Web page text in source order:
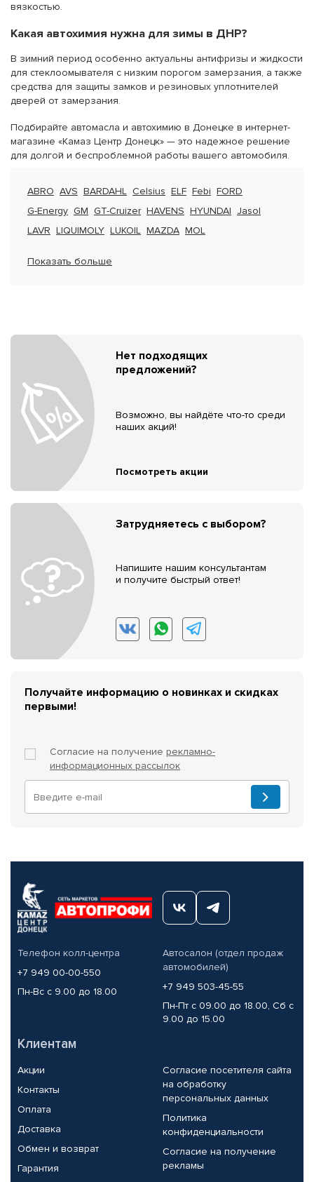
вязкостью.
Какая автохимия нужна для зимы в ДНР?
В зимний период особенно актуальны антифризы и жидкости
для стеклоомывателя с низким порогом замерзания, а также
средства для защиты замков и резиновых уплотнителей
дверей от замерзания.
Подбирайте автомасла и автохимию в Донецке в интернет-
магазине «Камаз Центр Донецк» — это надежное решение
для долгой и беспроблемной работы вашего автомобиля.
ABRO AVS BARDAHL Celsius ELF Febi FORD
G-Energy GM GT-Cruizer HAVENS HYUNDAI Jasol
LAVR LIQUIMOLY LUKOIL MAZDA MOL
Показать больше
Нет подходящих
предложений?
Возможно, вы найдёте что-то среди
наших акций!
Посмотреть акции
Затрудняетесь с выбором?
Напишите нашим консультантам
и получите быстрый ответ!
Получайте информацию о новинках и скидках
первыми!
Согласие на получение рекламно-
информационных рассылок
Телефон колл-центра
+7 949 00-00-550
Пн-Вс с 9.00 до 18.00
Автосалон (отдел продаж
автомобилей)
+7 949 503-45-55
Пн-Пт с 09.00 до 18.00, Сб с
9.00 до 15.00
Клиентам
Акции
Контакты
Оплата
Доставка
Обмен и возврат
Гарантия
Согласие посетителя сайта
на обработку
персональных данных
Политика
конфиденциальности
Согласие на получение
рекламы